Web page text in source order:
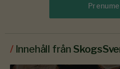
/ Innehåll från